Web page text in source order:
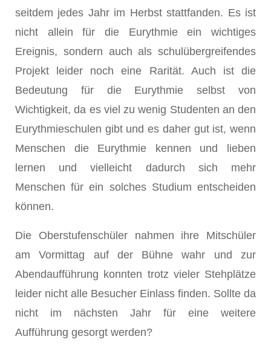
seitdem jedes Jahr im Herbst stattfanden. Es ist
nicht allein für die Eurythmie ein wichtiges
Ereignis, sondern auch als schulübergreifendes
Projekt leider noch eine Rarität. Auch ist die
Bedeutung für die Eurythmie selbst von
Wichtigkeit, da es viel zu wenig Studenten an den
Eurythmieschulen gibt und es daher gut ist, wenn
Menschen die Eurythmie kennen und lieben
lernen und vielleicht dadurch sich mehr
Menschen für ein solches Studium entscheiden
können.
Die Oberstufenschüler nahmen ihre Mitschüler
am Vormittag auf der Bühne wahr und zur
Abendaufführung konnten trotz vieler Stehplätze
leider nicht alle Besucher Einlass finden. Sollte da
nicht im nächsten Jahr für eine weitere
Aufführung gesorgt werden?